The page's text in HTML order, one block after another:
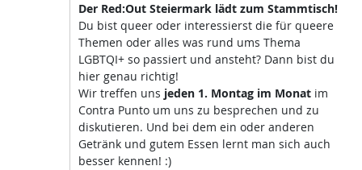
Der Red:Out Steiermark lädt zum Stammtisch!
Du bist queer oder interessierst die für queere
Themen oder alles was rund ums Thema
LGBTQI+ so passiert und ansteht? Dann bist du
hier genau richtig!
Wir treffen uns jeden 1. Montag im Monatim
Contra Punto um uns zu besprechen und zu
diskutieren. Und bei dem ein oder anderen
Getränk und gutem Essen lernt man sich auch
besser kennen! :)